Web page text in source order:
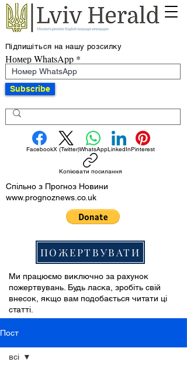
Підпишіться на нашу розсилку
Номер WhatsApp
Subscribe
FacebookX (Twitter)WhatsAppLinkedInPinterest
Копіювати посилання
Спільно з Прогноз Новини
www.prognoznews.co.uk
ПОЖЕРТВУВАТИ
Ми працюємо виключно за рахунок
пожертвувань. Будь ласка, зробіть свій
внесок, якщо вам подобається читати ці
статті.
Пост
всі